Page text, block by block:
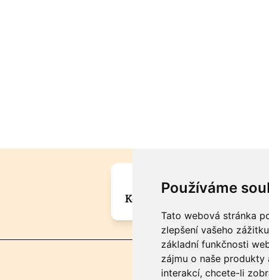
Používáme
Tato webová stránka
zlepšení vašeho
základní funkčnosti
zájmu o naše
interakcí, chcete-li
Máte zajímavou
Kontaktujte šéfredaktora